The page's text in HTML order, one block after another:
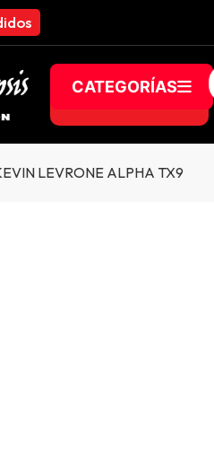
CATEGORÍAS
LEVRONE ALPHA TX9